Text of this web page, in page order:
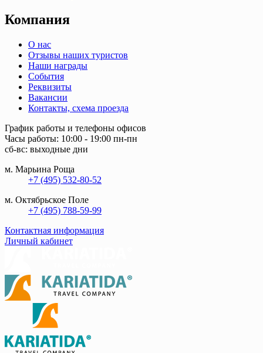
Компания
О нас
Отзывы наших туристов
Наши награды
События
Реквизиты
Вакансии
Контакты, схема проезда
График работы и телефоны офисов
Часы работы: 10:00 - 19:00 пн-пн
сб-вс: выходные дни
м. Марьина Роща
+7 (495) 532-80-52
м. Октябрьское Поле
+7 (495) 788-59-99
Контактная информация
Личный кабинет